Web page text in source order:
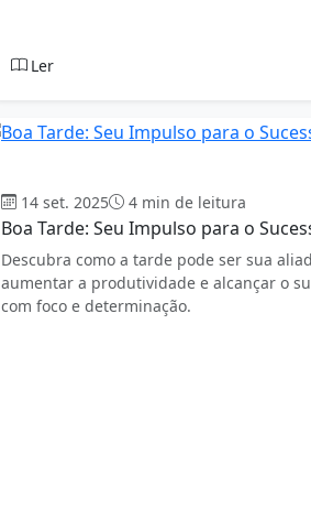
Ler
14 set. 2025 4 min de leitura
Boa Tarde: Seu Impulso para o
Descubra como a tarde pode ser sua
aumentar a produtividade e alcançar o
com foco e determinação.